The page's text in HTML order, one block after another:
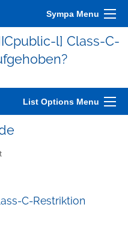
Sympa Menu
l] Class-C-
List Options Menu
C-Restriktion